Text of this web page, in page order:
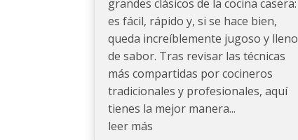
grandes clásicos de la cocina casera:
es fácil, rápido y, si se hace bien,
queda increíblemente jugoso y lleno
de sabor. Tras revisar las técnicas
más compartidas por cocineros
tradicionales y profesionales, aquí
tienes la mejor manera...
leer más